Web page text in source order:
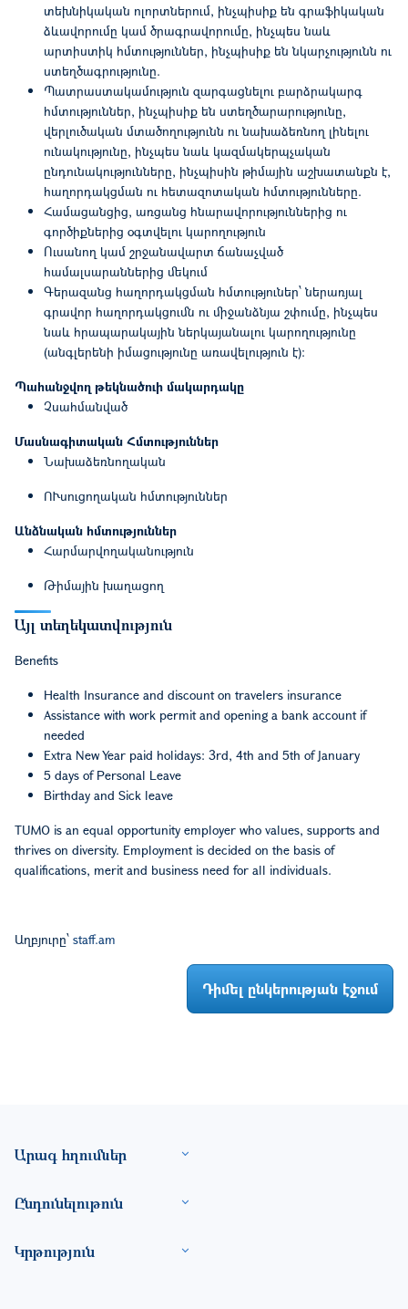
տեխնիկական ոլորտներում, ինչպիսիք են գրաֆիկական
ձևավորումը կամ ծրագրավորումը, ինչպես նաև
արտիստիկ հմտություններ, ինչպիսիք են նկարչությունն ու
ստեղծագրությունը.
Պատրաստակամություն զարգացնելու բարձրակարգ
հմտություններ, ինչպիսիք են ստեղծարարությունը,
վերլուծական մտածողությունն ու նախաձեռնող լինելու
ունակությունը, ինչպես նաև կազմակերպչական
ընդունակությունները, ինչպիսին թիմային աշխատանքն է,
հաղորդակցման ու հետազոտական հմտությունները.
Համացանցից, առցանց հնարավորություններից ու
գործիքներից օգտվելու կարողություն
Ուսանող կամ շրջանավարտ ճանաչված
համալսարաններից մեկում
Գերազանց հաղորդակցման հմտություներ՝ ներառյալ
գրավոր հաղորդակցումն ու միջանձնյա շփումը, ինչպես
նաև հրապարակային ներկայանալու կարողությունը
(անգլերենի իմացությունը առավելություն է):
Պահանջվող թեկնածուի մակարդակը
Չսահմանված
Մասնագիտական Հմտություններ
Նախաձեռնողական
ՈՒսուցողական հմտություններ
Անձնական հմտություններ
Հարմարվողականություն
Թիմային խաղացող
Այլ տեղեկատվություն
Benefits
Health Insurance and discount on travelers insurance
Assistance with work permit and opening a bank account if
needed
Extra New Year paid holidays: 3rd, 4th and 5th of January
5 days of Personal Leave
Birthday and Sick leave
TUMO is an equal opportunity employer who values, supports and
thrives on diversity. Employment is decided on the basis of
qualifications, merit and business need for all individuals.
Աղբյուրը՝ staff.am
Դիմել ընկերության էջում
Footer site information
Արագ հղումներ
Ընդունելութուն
Կրթություն